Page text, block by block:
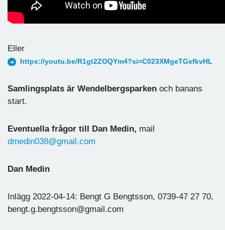
Eller
https://youtu.be/R1gt2ZOQYm4?si=C023XMgeTGxfkvHL
Samlingsplats är Wendelbergsparken och banans
start.
Eventuella frågor till Dan Medin, mail
dmedin038@gmail.com
Dan Medin
Inlägg 2022-04-14: Bengt G Bengtsson, 0739-47 27 70,
bengt.g.bengtsson@gmail.com